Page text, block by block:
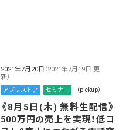
2021年7月20日 （2021年7月19日 更
新）
アプリストア セミナー （pickup）
《8月5日(木) 無料生配信》
500万円の売上を実現！低コ